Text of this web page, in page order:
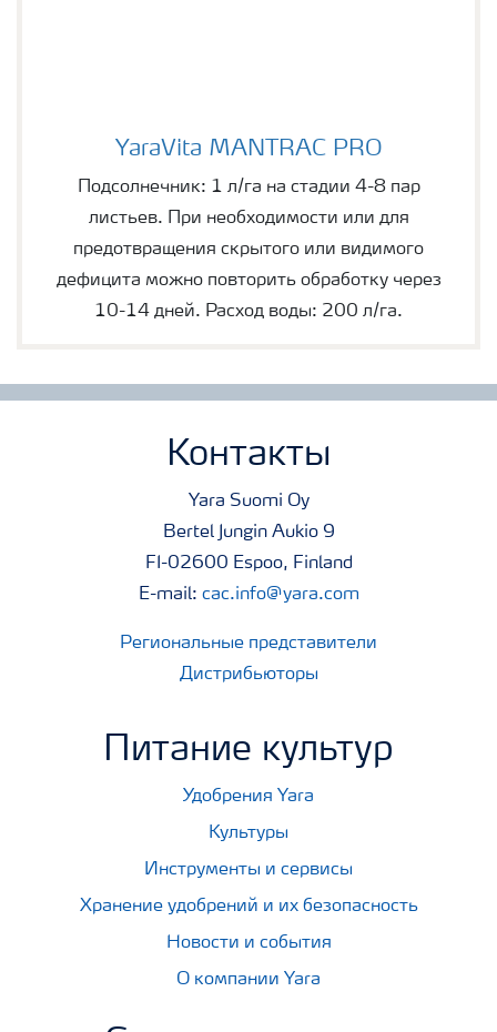
YaraVita MANTRAC PRO
Подсолнечник: 1 л/га на стадии 4-8 пар
листьев. При необходимости или для
предотвращения скрытого или видимого
дефицита можно повторить обработку через
10-14 дней. Расход воды: 200 л/га.
Контакты
Yara Suomi Oy
Bertel Jungin Aukio 9
FI-02600 Espoo, Finland
E-mail: cac.info@yara.com
Региональные представители
Дистрибьюторы
Питание культур
Удобрения Yara
Культуры
Инструменты и сервисы
Хранение удобрений и их безопасность
Новости и события
О компании Yara